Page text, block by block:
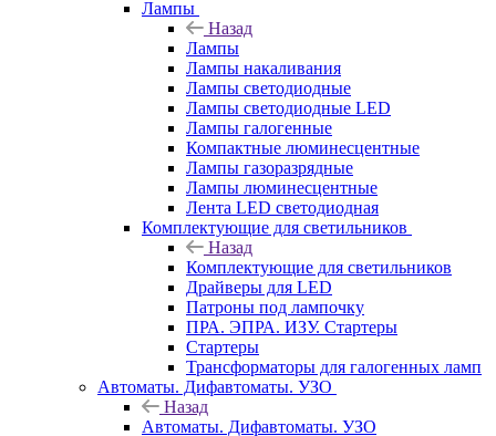
Лампы
Назад
Лампы
Лампы накаливания
Лампы светодиодные
Лампы светодиодные LED
Лампы галогенные
Компактные люминесцентные
Лампы газоразрядные
Лампы люминесцентные
Лента LED светодиодная
Комплектующие для светильников
Назад
Комплектующие для светильников
Драйверы для LED
Патроны под лампочку
ПРА. ЭПРА. ИЗУ. Стартеры
Стартеры
Трансформаторы для галогенных ламп
Автоматы. Дифавтоматы. УЗО
Назад
Автоматы. Дифавтоматы. УЗО